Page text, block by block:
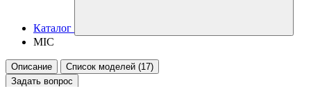
Каталог
MIC
Описание
Список моделей (17)
Задать вопрос